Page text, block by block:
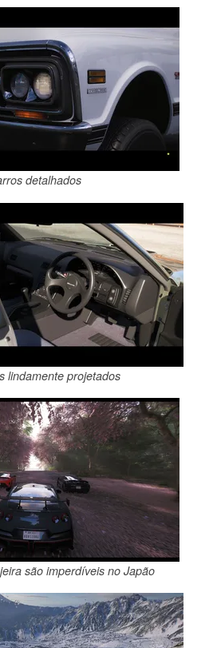
detalhados
lindamente projetados
são imperdíveis no Japão